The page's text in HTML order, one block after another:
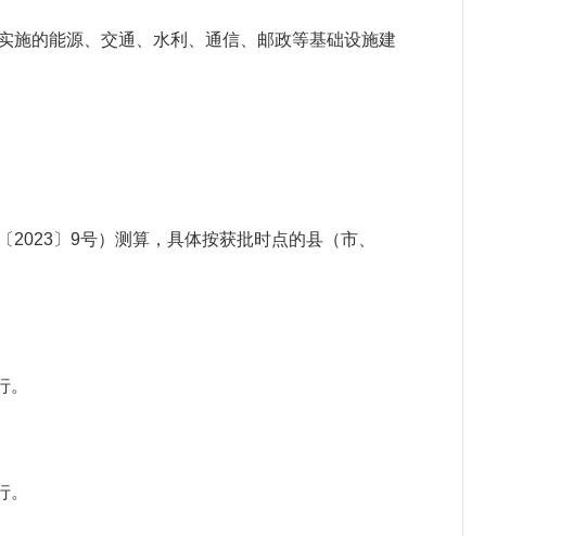
施的能源、交通、水利、通信、邮政等基础设施建
2023〕9号）测算，具体按获批时点的县（市、
。
。